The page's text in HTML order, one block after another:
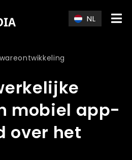
NL
mobiel app-
over het